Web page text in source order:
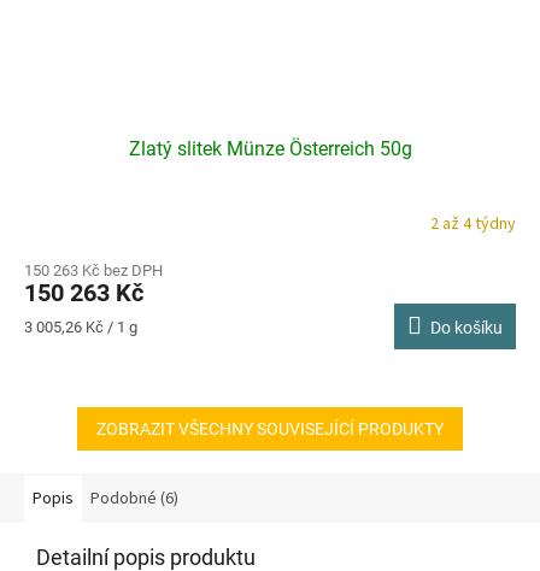
Zlatý slitek Münze Österreich 50g
2 až 4 týdny
150 263 Kč bez DPH
150 263 Kč
Měrná
3 005,26 Kč / 1 g Do košíku
ZOBRAZIT VŠECHNY SOUVISEJÍCÍ PRODUKTY
Popis Podobné (6)
Detailní popis produktu